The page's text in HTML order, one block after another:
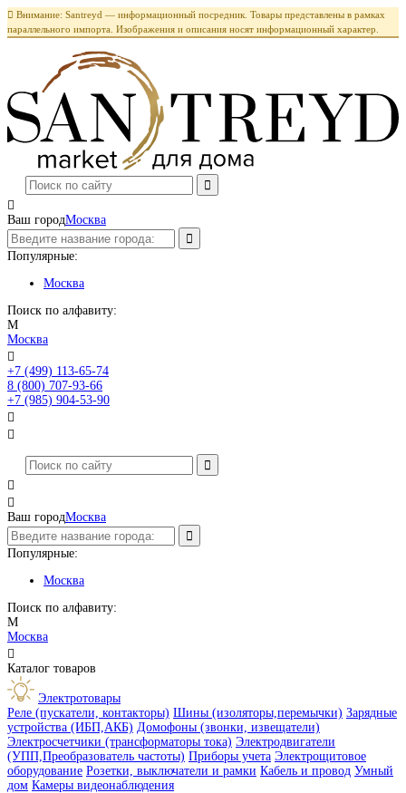
 Внимание: Santreyd — информационный посредник. Товары представлены в рамках
параллельного импорта. Изображения и описания носят информационный характер.

Ваш городМосква
Популярные:
Москва
Поиск по алфавиту:
М
Москва

+7 (499) 113-65-74
8 (800) 707-93-66
+7 (985) 904-53-90




Ваш городМосква
Популярные:
Москва
Поиск по алфавиту:
М
Москва

Каталог товаров
Электротовары
Реле (пускатели, контакторы) Шины (изоляторы,перемычки) Зарядные
устройства (ИБП,АКБ) Домофоны (звонки, извещатели)
Электросчетчики (трансформаторы тока) Электродвигатели
(УПП,Преобразователь частоты) Приборы учета Электрощитовое
оборудование Розетки, выключатели и рамки Кабель и провод Умный
дом Камеры видеонаблюдения